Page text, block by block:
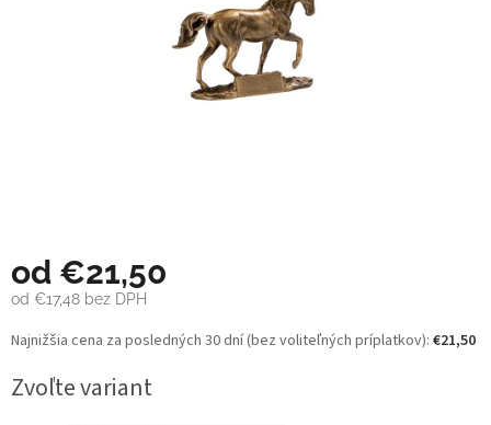
od €21,50
od €17,48 bez DPH
Jednotková
cena:
Najnižšia cena za posledných 30 dní (bez voliteľných príplatkov): €21,50
Zvoľte variant